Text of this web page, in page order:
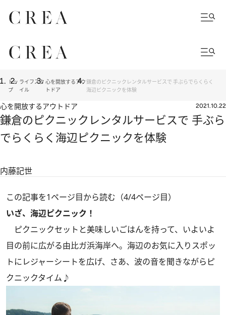
トッ
プ
ライフスタ
イル
心を開放するアウ
トドア
鎌倉のピクニックレンタルサービスで 手ぶらでらくらく
海辺ピクニックを体験
心を開放するアウトドア 2021.10.22
鎌倉のピクニックレンタルサービスで 手ぶら
でらくらく海辺ピクニックを体験
内藤記世
この記事を1ページ目から読む（4/4ページ目）
いざ、海辺ピクニック！
ピクニックセットと美味しいごはんを持って、いよいよ
目の前に広がる由比ガ浜海岸へ。海辺のお気に入りスポッ
トにレジャーシートを広げ、さあ、波の音を聞きながらピ
クニックタイム♪